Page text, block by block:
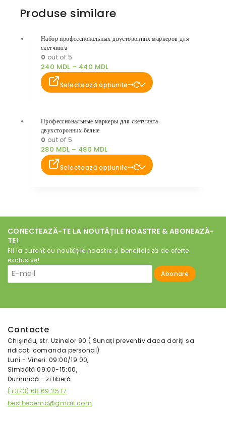
Produse similare
Набор профессиональных двусторонних маркеров для
скетчинга
0 out of 5
240 MDL – 440 MDL
Selectează opțiunile
Профессиональные маркеры для скетчинга
двухсторонних белые
0 out of 5
280 MDL – 480 MDL
Selectează opțiunile
CONECTEAZĂ-TE LA NOUTĂȚILE NOASTRE & ABONEAZĂ-
TE!
Fii la curent cu noutățile noastre și beneficiază de oferte
exclusive!
Contacte
Chișinău, str. Uzinelor 90 ( Sunați preventiv daca doriți sa
ridicați comanda personal)
Luni - Vineri: 09:00/19:00,
Sîmbătă 09:00-15:00,
Duminică - zi liberă
(+373) 68 69 25 17
bestbebemd@gmail.com